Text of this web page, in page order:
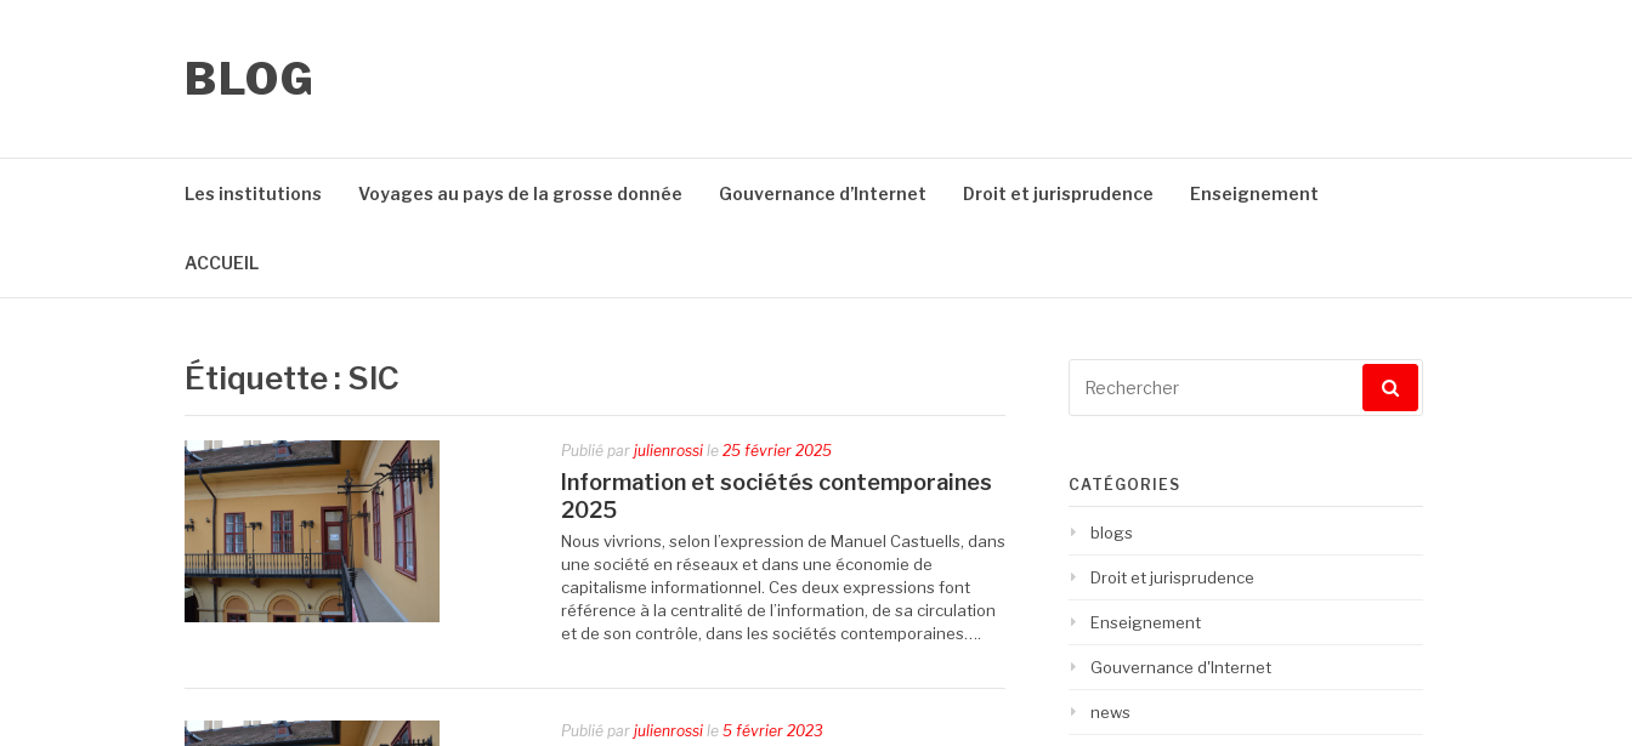
BLOG
Les institutions Voyages au pays de la grosse donnée Gouvernance d’Internet Droit et jurisprudence Enseignement
ACCUEIL
Étiquette : SIC
Publié par julienrossi le 25 février 2025
Information et sociétés contemporaines
2025
Nous vivrions, selon l’expression de Manuel Castuells, dans
une société en réseaux et dans une économie de
capitalisme informationnel. Ces deux expressions font
référence à la centralité de l’information, de sa circulation
et de son contrôle, dans les sociétés contemporaines….
Publié par julienrossi le 5 février 2023
pour
:
CATÉGORIES
blogs
Droit et jurisprudence
Enseignement
Gouvernance d'Internet
news